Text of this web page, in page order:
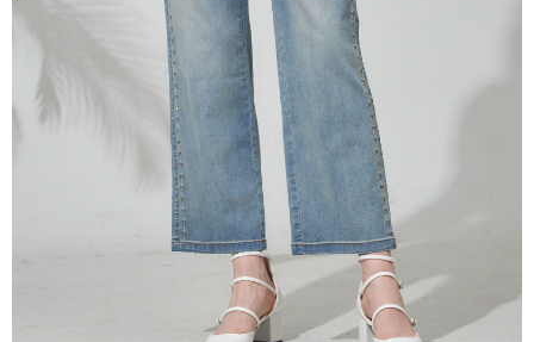
2.基於同意付款使用「大哥付你分期」之契約關係目的，商店將以您的個人
資料（包含姓名、電話或地址）提供予台灣大哥大進項蒐集、處理及利用，
由本公司與您本人進行分期帳單所需資料之確認、核對及更正。
3.完整用戶服務條款，請詳閱以下連結：
https://oppay.tw/userRule
※ 交易是否成功請以「AFTEE先享後付 」之結帳頁面顯示為準，若有關於
是否繳費成功／繳費後需取消欲退款等相關疑問，請聯繫「AFTEE先享後付
https://netprotections.freshdesk.com/support/home
１．透過由恩沛科技股份有限公司提供之「AFTEE先享後付」服務完成之交
易，需依本服務之必要範圍內提供個人資料，並將交易相關給付款項請求債
權轉讓予恩沛科技股份有限公司。
２．關於個人資料處理事宜，請瀏覽以下網址：
https://aftee.tw/terms/#terms3
３．未成年的使用者請事先徵得法定代理人或監護人之同意方可使用
「AFTEE先享後付」，若未經同意申辦者引起之損失，本公司不負相關責
４．使用「AFTEE先享後付」時，將依據個別帳號之用戶狀況，依本公司即
時審查核予不同之上限額度；若仍有額度不足之情形，本公司將視審查結果